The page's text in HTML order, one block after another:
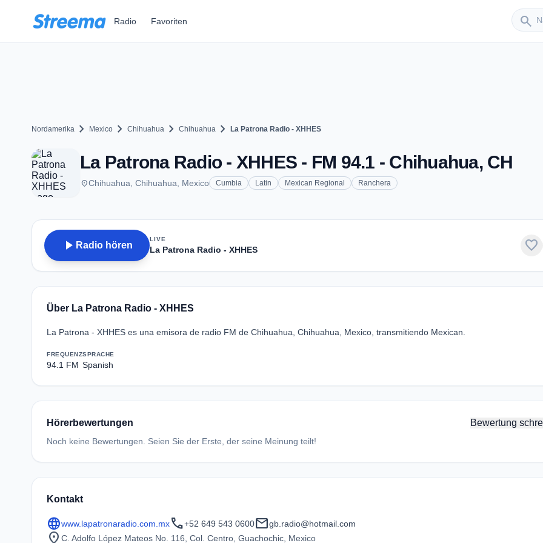
Radio Favoriten search
Nordamerika chevron_right Mexico chevron_right Chihuahua chevron_right Chihuahua chevron_right La Patrona Radio - XHHES
La Patrona Radio - XHHES - FM 94.1 - Chihuahua, CH
placeChihuahua, Chihuahua, Mexico Cumbia Latin Mexican Regional Ranchera
play_arrow Radio hören
LIVE
La Patrona Radio - XHHES favorite
Über La Patrona Radio - XHHES
La Patrona - XHHES es una emisora de radio FM de Chihuahua, Chihuahua, Mexico, transmitiendo Mexican.
FREQUENZ
94.1 FM
SPRACHE
Spanish
Hörerbewertungen Bewertung
Noch keine Bewertungen. Seien Sie der Erste, der seine Meinung teilt!
Kontakt
languagewww.lapatronaradio.com.mxcall+52 649 543 0600mailgb.radio@hotmail.com
location_on C. Adolfo López Mateos No. 116, Col. Centro, Guachochic, Mexico